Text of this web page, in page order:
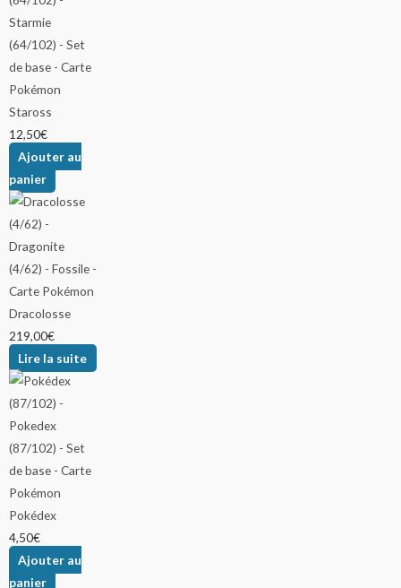
Staross
12,50€
Ajouter au
panier
Dracolosse
219,00€
Lire la suite
Pokédex
4,50€
Ajouter au
panier